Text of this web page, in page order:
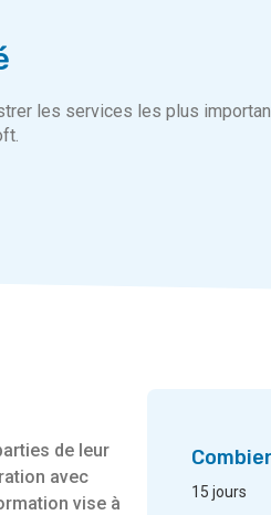
les services les plus
de leur
avec
vise à
15 jours